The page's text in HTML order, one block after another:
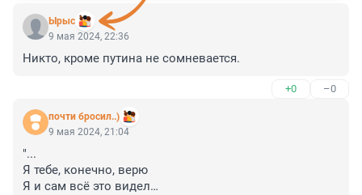
Ырыс
9 мая 2024, 22:36
Никто, кроме путина не сомневается.
+0 –0
почти бросил..)
9 мая 2024, 21:04
"...
Я тебе, конечно, верю
Я и сам всё это видел